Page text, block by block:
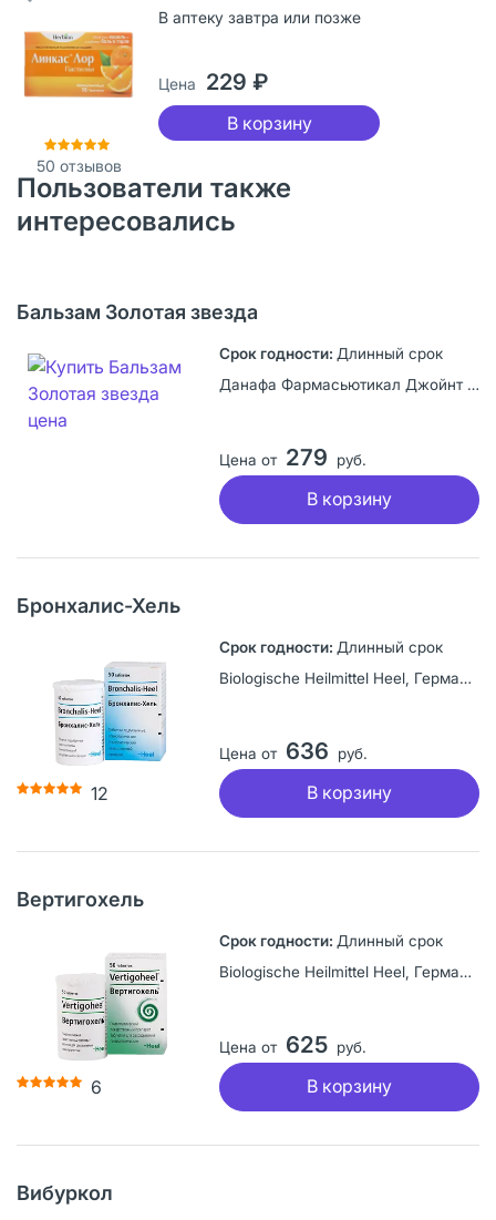
50 отзывов
В аптеку завтра или позже
Цена 229 ₽
В корзину
Пользователи также
интересовались
Бальзам Золотая звезда
Длинный срок
Данафа Фармасьютикал Джойнт Сток Компани, Вьетнам
Цена от 279 руб.
В корзину
Бронхалис-Хель
12
Длинный срок
Biologische Heilmittel Heel, Германия
Цена от 636 руб.
В корзину
Вертигохель
6
Длинный срок
Biologische Heilmittel Heel, Германия
Цена от 625 руб.
В корзину
Вибуркол